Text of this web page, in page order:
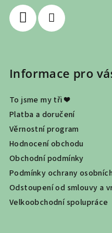
Informace pro
To jsme my tři ❤
Platba a doručení
Věrnostní program
Hodnocení obchodu
Obchodní podmínky
Podmínky ochrany
Odstoupení od smlouvy a
Velkoobchodní spolupráce